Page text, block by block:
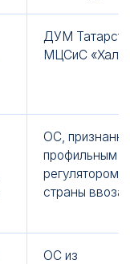
ДУМ
МЦСиС
ОС,
профильным
регулятором
страны ввоза
ОС из